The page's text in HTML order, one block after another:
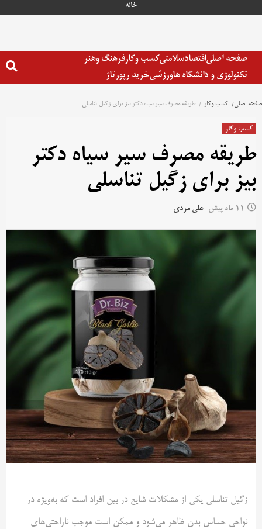
خانه
صفحه اصلیاقتصادسلامتیکسب وکارفرهنگ وهنر
تکنولوژی و دانشگاه هاورزشیخرید رپورتاژ
صفحه اصلی کسب وکار طریقه مصرف سیر سیاه دکتر بیز برای زگیل تناسلی
کسب وکار
طریقه مصرف سیر سیاه دکتر
بیز برای زگیل تناسلی
11 ماه پیش علی مردی
زگیل تناسلی یکی از مشکلات شایع در بین افراد است که به‌ویژه در
نواحی حساس بدن ظاهر می‌شود و ممکن است موجب ناراحتی‌های